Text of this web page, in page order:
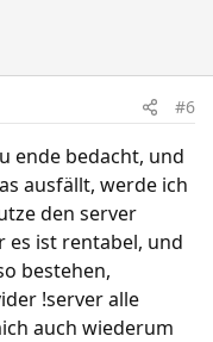
#6
ende bedacht, und
ausfällt, werde ich
den server
es ist rentabel, und
bestehen,
!server alle
auch wiederum